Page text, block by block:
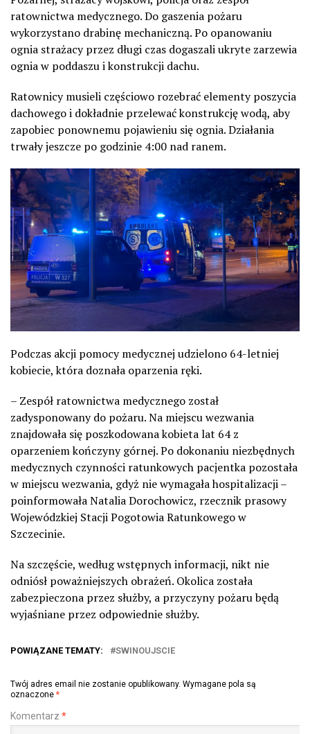
ratownictwa medycznego. Do gaszenia pożaru
wykorzystano drabinę mechaniczną. Po opanowaniu
ognia strażacy przez długi czas dogaszali ukryte zarzewia
ognia w poddaszu i konstrukcji dachu.
Ratownicy musieli częściowo rozebrać elementy poszycia
dachowego i dokładnie przelewać konstrukcję wodą, aby
zapobiec ponownemu pojawieniu się ognia. Działania
trwały jeszcze po godzinie 4:00 nad ranem.
Podczas akcji pomocy medycznej udzielono 64-letniej
kobiecie, która doznała oparzenia ręki.
– Zespół ratownictwa medycznego został
zadysponowany do pożaru. Na miejscu wezwania
znajdowała się poszkodowana kobieta lat 64 z
oparzeniem kończyny górnej. Po dokonaniu niezbędnych
medycznych czynności ratunkowych pacjentka pozostała
w miejscu wezwania, gdyż nie wymagała hospitalizacji –
poinformowała Natalia Dorochowicz, rzecznik prasowy
Wojewódzkiej Stacji Pogotowia Ratunkowego w
Szczecinie.
Na szczęście, według wstępnych informacji, nikt nie
odniósł poważniejszych obrażeń. Okolica została
zabezpieczona przez służby, a przyczyny pożaru będą
wyjaśniane przez odpowiednie służby.
POWIĄZANE TEMATY: SWINOUJSCIE
Twój adres email nie zostanie opublikowany. Wymagane pola są
oznaczone *
Komentarz *